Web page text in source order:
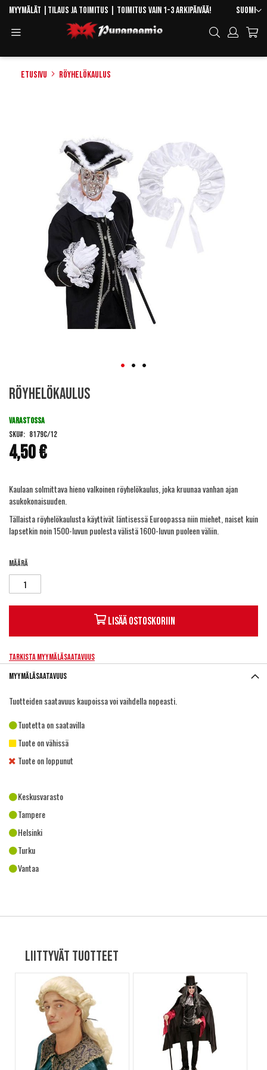
Skip
Content
Kieli
Suomi
Myymälät Tilaus ja toimitus | Toimitus vain 1-3 arkipäivää!
Hae
Etusivu Röyhelökaulus
to
beginning
the
images
gallery
Röyhelökaulus
4,50 €
VARASTOSSA
SKU
8179C/12
Kaulaan solmittava hieno valkoinen röyhelökaulus, joka kruunaa vanhan ajan
asukokonaisuuden.
Tällaista röyhelökaulusta käyttivät läntisessä Euroopassa niin miehet, naiset kuin
lapsetkin noin 1500-luvun puolesta välistä 1600-luvun puoleen väliin.
Määrä
Lisää ostoskoriin
Tarkista myymäläsaatavuus
Myymäläsaatavuus
Tuotteiden saatavuus kaupoissa voi vaihdella nopeasti.
Tuotetta on saatavilla
Tuote on vähissä
Tuote on loppunut
Keskusvarasto
Tampere
Helsinki
Turku
Vantaa
Liittyvät tuotteet